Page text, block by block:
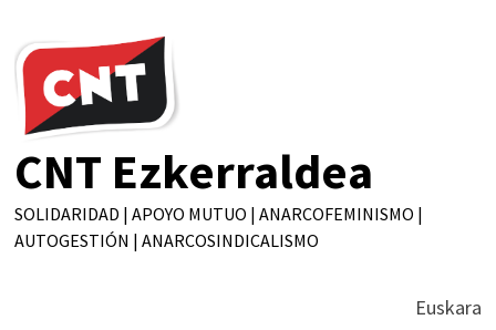
contenido
CNT Ezkerraldea
SOLIDARIDAD | APOYO MUTUO | ANARCOFEMINISMO |
AUTOGESTIÓN | ANARCOSINDICALISMO
Euskara